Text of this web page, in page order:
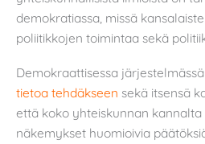
demokratiassa, missä
poliitikkojen toimintaa sekä
Demokraattisessa
tietoa tehdäkseen sekä itsensä
että koko yhteiskunnan kannalta
näkemykset huomioivia